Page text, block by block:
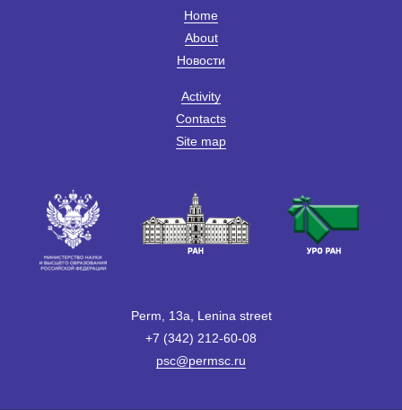
Home
About
Новости
Activity
Contacts
Site map
Perm, 13a, Lenina street
+7 (342) 212-60-08
psc@permsc.ru